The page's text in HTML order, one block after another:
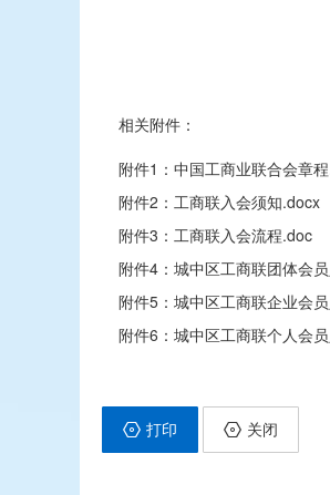
相关附件：
附件1：中国工商业联合会章
附件2：工商联入会须知.docx
附件3：工商联入会流程.doc
附件4：城中区工商联团体会
附件5：城中区工商联企业会
附件6：城中区工商联个人会
打印 关闭